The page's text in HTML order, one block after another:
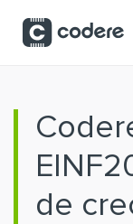
de